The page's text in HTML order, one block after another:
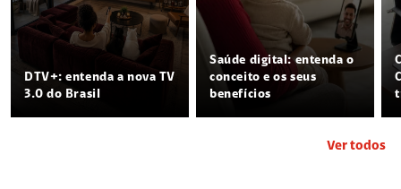
DTV+: entenda a nova TV
3.0 do Brasil
Saúde digital: entenda o
conceito e os seus
benefícios
Ver todos